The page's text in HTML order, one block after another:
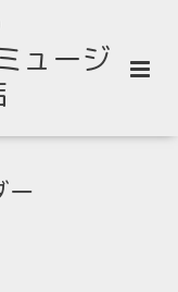
ュージ
ー